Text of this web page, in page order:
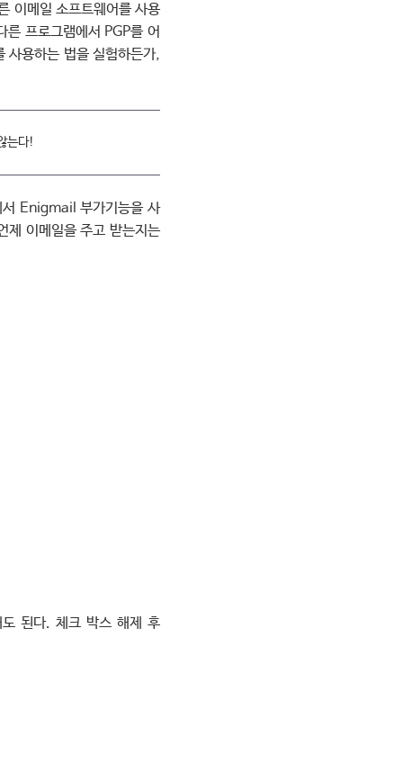
이메일 소프트웨어를 사용
프로그램에서 PGP를 어
사용하는 법을 실험하든가,
는다!
서 Enigmail 부가기능을 사
제 이메일을 주고 받는지는
된다. 체크 박스 해제 후